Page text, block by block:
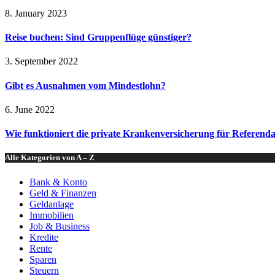
8. January 2023
Reise buchen: Sind Gruppenflüge günstiger?
3. September 2022
Gibt es Ausnahmen vom Mindestlohn?
6. June 2022
Wie funktioniert die private Krankenversicherung für
Alle Kategorien von A – Z
Bank & Konto
Geld & Finanzen
Geldanlage
Immobilien
Job & Business
Kredite
Rente
Sparen
Steuern